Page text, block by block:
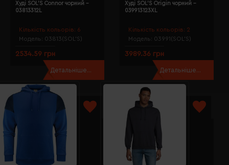
Кількість кольорів: 6
Модель: 03813(SOL’S)
Худі SOL'S Connor чорний -
03813312L
2534.59 грн
Детальніше...
Кількість кольорів: 2
Модель: 03991(SOL’S)
Худі SOL'S Origin чорний -
039913123XL
3989.36 грн
Детальніше...